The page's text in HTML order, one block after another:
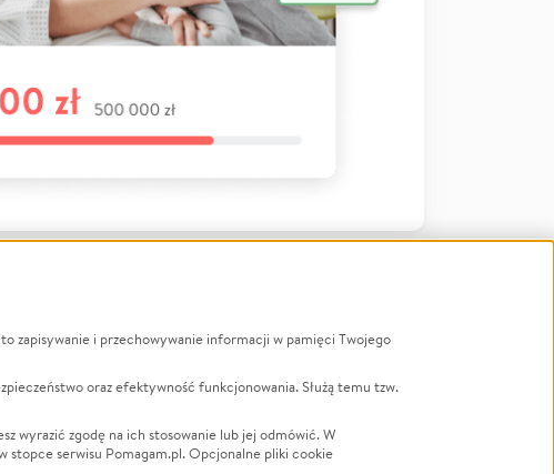
na
LGBTQ+
Powódź
Wichura
zapisywanie i przechowywanie informacji w pamięci Twojego
oraz efektywność funkcjonowania. Służą temu tzw.
wyrazić zgodę na ich stosowanie lub jej odmówić. W
stopce serwisu Pomagam.pl. Opcjonalne pliki cookie